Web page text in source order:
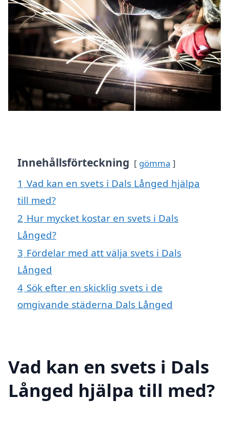
Innehållsförteckning gömma
1 Vad kan en svets i Dals Långed hjälpa
till med?
2 Hur mycket kostar en svets i Dals
Långed?
3 Fördelar med att välja svets i Dals
Långed
4 Sök efter en skicklig svets i de
omgivande städerna Dals Långed
Vad kan en svets i Dals
Långed hjälpa till med?